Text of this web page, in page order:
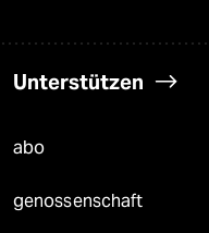
Unterstützen
abo
genossenschaft